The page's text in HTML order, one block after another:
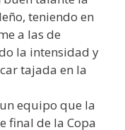
teniendo en
a las de
la intensidad y
tajada en la
equipo que la
final de la Copa